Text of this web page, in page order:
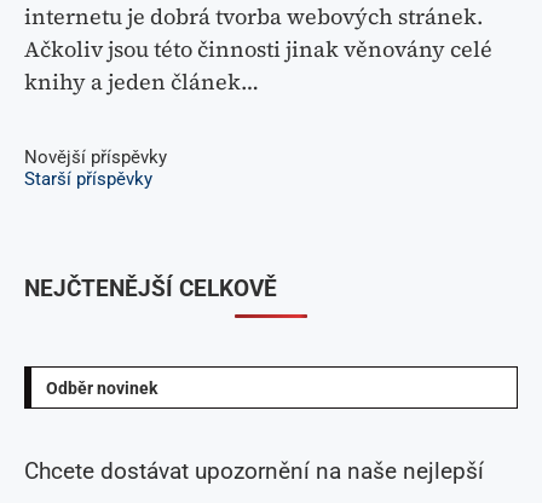
internetu je dobrá tvorba webových stránek.
Ačkoliv jsou této činnosti jinak věnovány celé
knihy a jeden článek…
Novější příspěvky
Starší příspěvky
Odběr novinek
Chcete dostávat upozornění na naše nejlepší
NEJČTENĚJŠÍ CELKOVĚ